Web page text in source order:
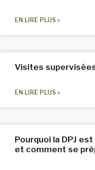
EN LIRE PLUS »
Visites
EN LIRE PLUS »
Pourquoi la DPJ
et comment se